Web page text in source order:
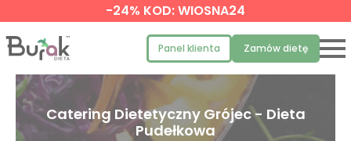
-24% KOD: WIOSNA24
Panel klienta Zamów dietę
Catering Dietetyczny Grójec - Dieta
Pudełkowa